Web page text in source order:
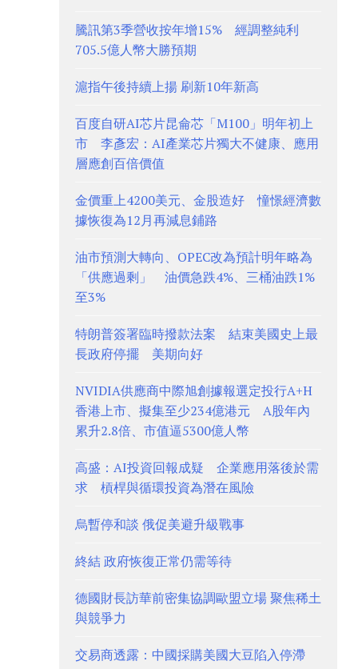
騰訊第3季營收按年增15% 經調整純利
705.5億人幣大勝預期
滬指午後持續上揚 刷新10年新高
百度自研AI芯片昆侖芯「M100」明年初上
市 李彥宏：AI產業芯片獨大不健康、應用
層應創百倍價值
金價重上4200美元、金股造好 憧憬經濟數
據恢復為12月再減息鋪路
油市預測大轉向、OPEC改為預計明年略為
「供應過剩」 油價急跌4%、三桶油跌1%
至3%
特朗普簽署臨時撥款法案 結束美國史上最
長政府停擺 美期向好
NVIDIA供應商中際旭創據報選定投行A+H
香港上市、擬集至少234億港元 A股年內
累升2.8倍、市值逼5300億人幣
高盛：AI投資回報成疑 企業應用落後於需
求 槓桿與循環投資為潛在風險
烏暫停和談 俄促美避升級戰事
終結 政府恢復正常仍需等待
德國財長訪華前密集協調歐盟立場 聚焦稀土
與競爭力
交易商透露：中國採購美國大豆陷入停滯